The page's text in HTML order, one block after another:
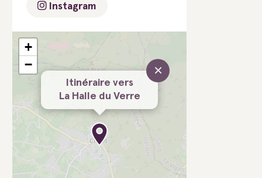
Instagram
Itinéraire vers
La Halle du Verre
×
+
−